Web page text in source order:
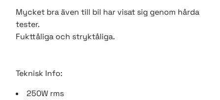
Mycket bra även till bil har visat sig genom hårda
tester.
Fukttåliga och stryktåliga.
Teknisk Info:
250W rms